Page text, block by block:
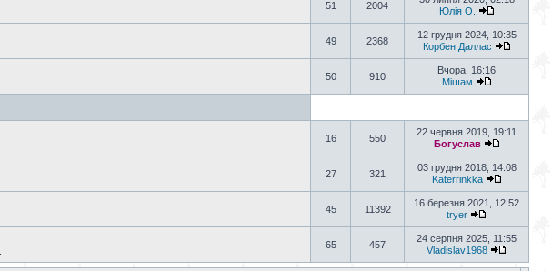
51 2004
Юлія О.
49 2368
12 грудня 2024, 10:35
Корбен Даллас
50 910
Вчора, 16:16
Мішам
16 550
22 червня 2019, 19:11
Богуслав
27 321
03 грудня 2018, 14:08
Katerrinkka
45 11392
16 березня 2021, 12:52
tryer
65 457
24 серпня 2025, 11:55
Vladislav1968